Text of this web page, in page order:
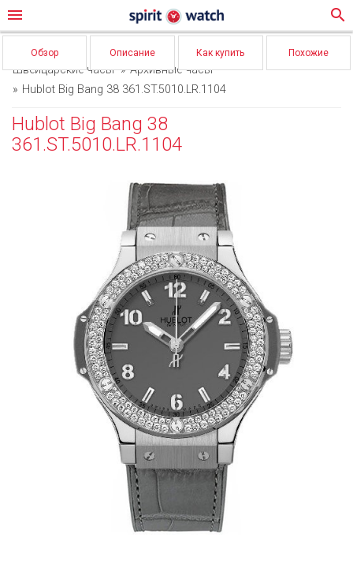
menu search
Обзор Описание Как купить Похожие
Швейцарские часы
Архивные часы
Hublot Big Bang 38 361.ST.5010.LR.1104
Hublot Big Bang 38
361.ST.5010.LR.1104